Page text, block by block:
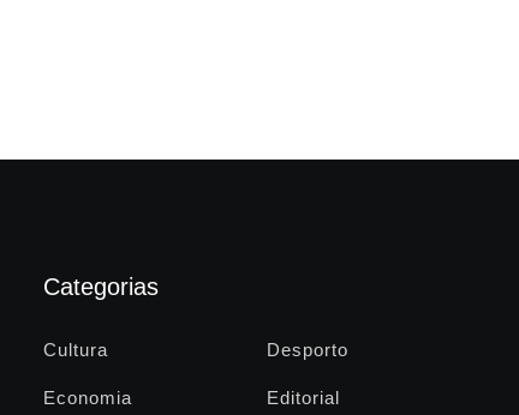
Categorias
Cultura Desporto
Economia Editorial